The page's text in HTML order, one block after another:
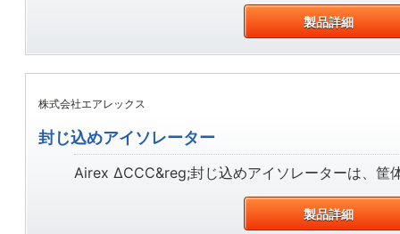
製品詳細
株式会社エアレックス
封じ込めアイソレーター
Airex ΔCCC&reg;封じ込めアイソレーターは、筐
製品詳細